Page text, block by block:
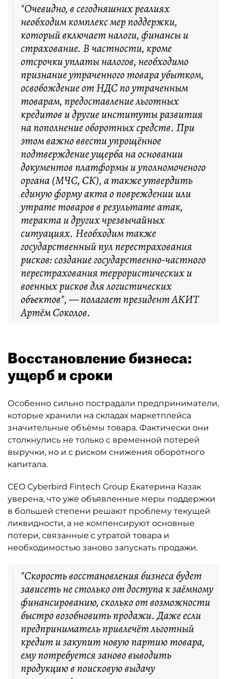
"Очевидно, в сегодняшних реалиях
необходим комплекс мер поддержки,
который включает налоги, финансы и
страхование. В частности, кроме
отсрочки уплаты налогов, необходимо
признание утраченного товара убытком,
освобождение от НДС по утраченным
товарам, предоставление льготных
кредитов и другие институты развития
на пополнение оборотных средств. При
этом важно ввести упрощённое
подтверждение ущерба на основании
документов платформы и уполномоченого
органа (МЧС, СК), а также утвердить
единую форму акта о повреждении или
утрате товаров в результате атак,
теракта и других чрезвычайных
ситуациях. Необходим также
государственный пул перестрахования
рисков: создание государственно-частного
перестрахования террористических и
военных рисков для логистических
объектов", — полагает президент АКИТ
Артём Соколов.
Восстановление бизнеса:
ущерб и сроки
Особенно сильно пострадали предприниматели,
которые хранили на складах маркетплейса
значительные объёмы товара. Фактически они
столкнулись не только с временной потерей
выручки, но и с риском снижения оборотного
капитала.
CEO Cyberbird Fintech Group Екатерина Казак
уверена, что уже объявленные меры поддержки
в большей степени решают проблему текущей
ликвидности, а не компенсируют основные
потери, связанные с утратой товара и
необходимостью заново запускать продажи.
"Скорость восстановления бизнеса будет
зависеть не столько от доступа к заёмному
финансированию, сколько от возможности
быстро возобновить продажи. Даже если
предприниматель привлечёт льготный
кредит и закупит новую партию товара,
ему потребуется заново выводить
продукцию в поисковую выдачу